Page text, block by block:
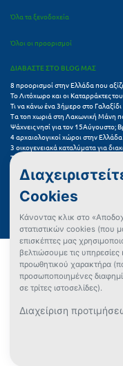
Όλα τα ξενοδοχεία
Όλοι οι προορισμοί
ΔΙΑΒΑΣΤΕ ΣΤΟ BLOG ΜΑΣ
8 προορισμοί στην Ελλάδα που
Το Λιτόχωρο και οι Καταρράκτες
Τι να κάνω ένα 3ήμερο στο
Τα τοπ χωριά στη Λακωνική Μάνη
Ψάχνεις νησί για τον 15Αύγουστο;
4 αρχαιολογικοί χώροι στην
3 οικογενειακά καταλύματα για
Τα 11 καλύτερα καλοκαιρινά resorts
7 μικρά ελληνικά νησιά για
5+1 ινσταγκραμικές παραλίες
Συχνές Ερωτήσεις (FAQs) για
Όροι χρήσης
Πολιτική